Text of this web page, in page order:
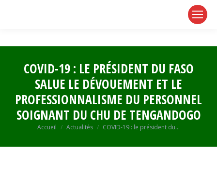
COVID-19 : LE PRÉSIDENT DU FASO
SALUE LE DÉVOUEMENT ET LE
PROFESSIONNALISME DU PERSONNEL
SOIGNANT DU CHU DE TENGANDOGO
Vous êtes ici :
Accueil Actualités COVID-19 : le président du…